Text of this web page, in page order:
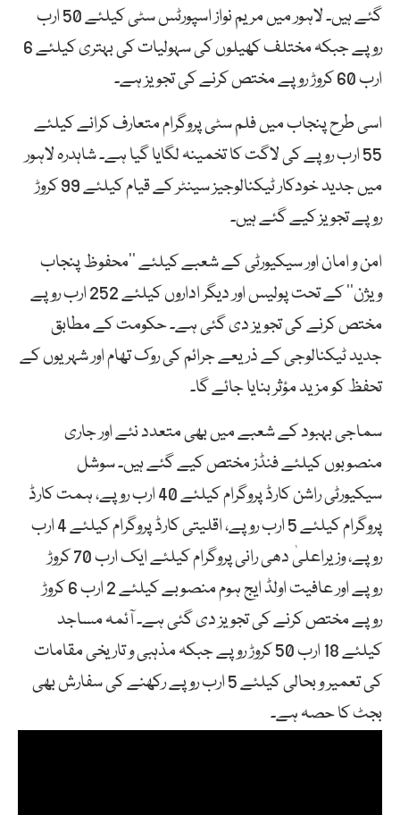
گئے ہیں۔ لاہور میں مریم نواز اسپورٹس سٹی کیلئے 50 ارب
روپے جبکہ مختلف کھیلوں کی سہولیات کی بہتری کیلئے 6
ارب 60 کروڑ روپے مختص کرنے کی تجویز ہے۔
اسی طرح پنجاب میں فلم سٹی پروگرام متعارف کرانے کیلئے
55 ارب روپے کی لاگت کا تخمینہ لگایا گیا ہے۔ شاہدرہ لاہور
میں جدید خودکار ٹیکنالوجیز سینٹر کے قیام کیلئے 99 کروڑ
روپے تجویز کیے گئے ہیں۔
امن و امان اور سیکیورٹی کے شعبے کیلئے ’’محفوظ پنجاب
ویژن‘‘ کے تحت پولیس اور دیگر اداروں کیلئے 252 ارب روپے
مختص کرنے کی تجویز دی گئی ہے۔ حکومت کے مطابق
جدید ٹیکنالوجی کے ذریعے جرائم کی روک تھام اور شہریوں کے
تحفظ کو مزید مؤثر بنایا جائے گا۔
سماجی بہبود کے شعبے میں بھی متعدد نئے اور جاری
منصوبوں کیلئے فنڈز مختص کیے گئے ہیں۔ سوشل
سیکیورٹی راشن کارڈ پروگرام کیلئے 40 ارب روپے، ہمت کارڈ
پروگرام کیلئے 5 ارب روپے، اقلیتی کارڈ پروگرام کیلئے 4 ارب
روپے، وزیراعلیٰ دھی رانی پروگرام کیلئے ایک ارب 70 کروڑ
روپے اور عافیت اولڈ ایج ہوم منصوبے کیلئے 2 ارب 6 کروڑ
روپے مختص کرنے کی تجویز دی گئی ہے۔ آئمہ مساجد
کیلئے 18 ارب 50 کروڑ روپے جبکہ مذہبی و تاریخی مقامات
کی تعمیر و بحالی کیلئے 5 ارب روپے رکھنے کی سفارش بھی
بجٹ کا حصہ ہے۔